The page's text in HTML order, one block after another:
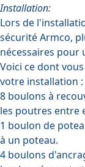
Installation:
Lors de
sécurité Armco,
nécessaires
Voici ce dont
votre installation :
8 boulons à
les poutres entre
1 boulon de
à un poteau.
4 boulons